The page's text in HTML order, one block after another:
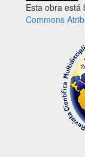
Esta obra está
Commons